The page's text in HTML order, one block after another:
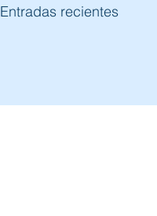
Entradas recientes